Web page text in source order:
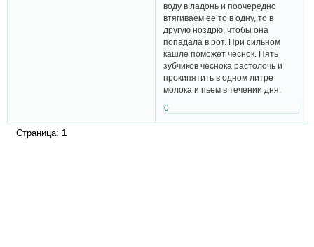
воду в ладонь и поочередно
втягиваем ее то в одну, то в
другую ноздрю, чтобы она
попадала в рот. При сильном
кашле поможет чеснок. Пять
зубчиков чеснока растолочь и
прокипятить в одном литре
молока и пьем в течении дня.
0
Страница: 1